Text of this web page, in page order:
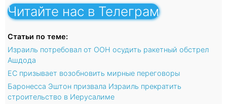
Читайте нас в Телеграм
Статьи по теме:
Израиль потребовал от ООН осудить ракетный обстрел
Ашдода
ЕС призывает возобновить мирные переговоры
Баронесса Эштон призвала Израиль прекратить
строительство в Иерусалиме